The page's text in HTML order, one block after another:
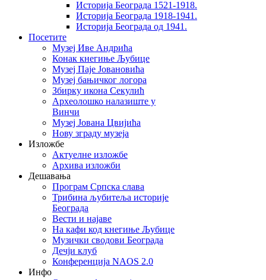
Историја Београда 1521-1918.
Историја Београда 1918-1941.
Историја Београда од 1941.
Посетите
Музеј Иве Андрића
Конак кнегиње Љубице
Музеј Паје Јовановића
Музеј бањичког логора
Збирку икона Секулић
Археолошко налазиште у
Винчи
Музеј Јована Цвијића
Нову зграду музеја
Изложбе
Актуелне изложбе
Архива изложби
Дешавања
Програм Српска слава
Трибина љубитеља историје
Београда
Beсти и најаве
На кафи код кнегиње Љубице
Музички сводови Београда
Дечји клуб
Конференција NAOS 2.0
Инфо